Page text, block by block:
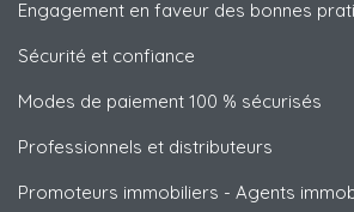
Engagement en faveur des bonnes
Sécurité et confiance
Modes de paiement 100 % sécurisés
Professionnels et distributeurs
Promoteurs immobiliers - Agents